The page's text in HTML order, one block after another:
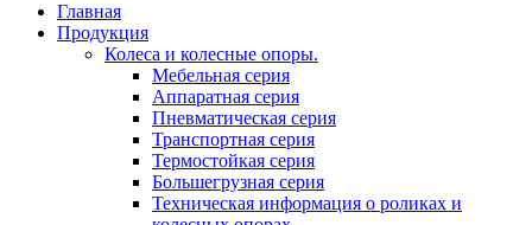
Главная
Продукция
Колеса и колесные опоры.
Мебельная серия
Аппаратная серия
Пневматическая серия
Транспортная серия
Термостойкая серия
Большегрузная серия
Техническая информация о роликах и